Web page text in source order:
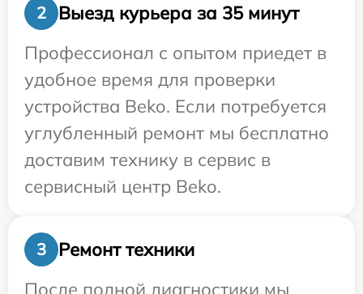
2
Выезд курьера за 35 минут
Профессионал с опытом приедет в
удобное время для проверки
устройства Beko. Если потребуется
углубленный ремонт мы бесплатно
доставим технику в сервис в
сервисный центр Beko.
3
Ремонт техники
После полной диагностики мы